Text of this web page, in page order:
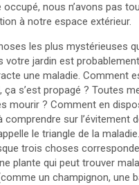
occupé, nous n’avons pas
à notre espace extérieur.
les plus mystérieuses
votre jardin est probablement
une maladie. Comment
ça s’est propagé ? Toutes
mourir ? Comment en
comprendre sur l’évitement
le triangle de la
trois choses
plante qui peut trouver
un champignon, une